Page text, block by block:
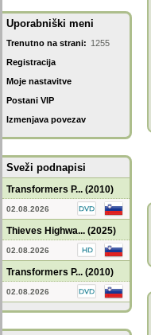
Uporabniški meni
Trenutno na strani: 1255
Registracija
Moje nastavitve
Postani VIP
Izmenjava povezav
Sveži podnapisi
Transformers P... (2010)
02.08.2026
Thieves Highwa... (2025)
02.08.2026
Transformers P... (2010)
02.08.2026